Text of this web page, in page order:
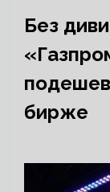
Без
бирже